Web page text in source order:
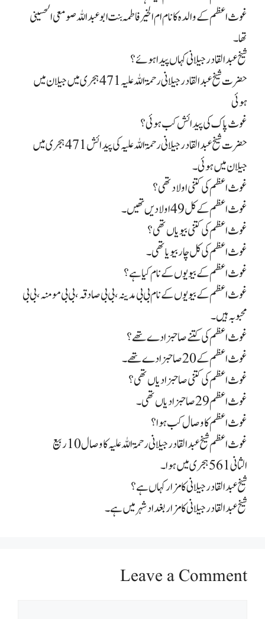
غوث اعظم کے والدہ کا نام ام الخیر فاطمہ بنت ابو عبداللہ صومعی الحسینی
تھا۔
شیخ عبدالقادر جیلانی کہاں پیدا ہوئے؟
حضرت شیخ عبد القادر جیلانی رحمۃ اللہ علیہ 471 ہجری میں جیلان میں
ہوئی
غوث پاک کی پیدائش کب ہوئی؟
حضرت شیخ عبد القادر جیلانی رحمۃ اللہ علیہ کی پیدائش 471 ہجری میں
جیلان میں ہوئی۔
غوث اعظم کی کتنی اولاد تھی؟
غوث اعظم کے کل 49 اولادیں تھیں۔
غوث اعظم کی کتنی بیویاں تھی؟
غوث اعظم کی کل چار بیویا تھی۔
غوث اعظم کے بیویوں کے نام کیا ہے؟
غوث اعظم کے بیویوں کے نام بی بی مدینہ، بی بی صادقہ، بی بی مومنہ، بی بی
محبوبہ ہیں۔
غوث اعظم کی کتنے صاحبزادے تھے؟
غوث اعظم کے 20 صاحبزادے تھے۔
غوث اعظم کی کتنی صاحبزادیاں تھی؟
غوث اعظم 29 صاحبزادیاں تھی۔
غوث اعظم کا وصال کب ہوا؟
غوث اعظم شیخ عبد القادر جیلانی رحمۃ اللہ علیہ کا وصال 10 ربیع
الثانی 561 ہجری میں ہوا۔
شیخ عبدالقادر جیلانی کا مزار کہاں ہے؟
شیخ عبدالقادر جیلانی کا مزار بغداد شہر میں ہے۔
Leave a Comment